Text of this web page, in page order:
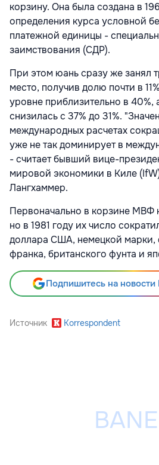
корзину. Она была создана в
определения курса условной
платежной единицы -
заимствования (СДР).
При этом юань сразу же занял
место, получив долю почти в
уровне приблизительно в 40%,
снизилась с 37% до 31%.
международных расчетах
уже не так доминирует в
- считает бывший вице-
мировой экономики в Киле
Лангхаммер.
Первоначально в корзине МВФ
но в 1981 году их число
доллара США, немецкой марки,
франка, британского фунта и
Подпишитесь на
Источник Korrespondent